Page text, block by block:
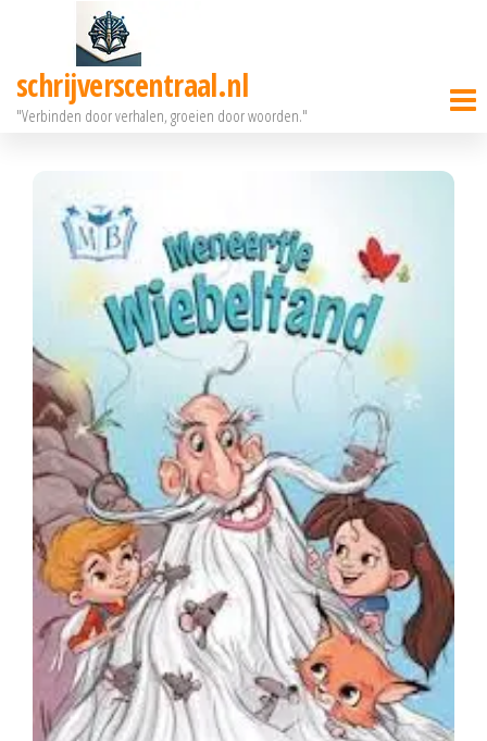
deschrijverscentraal.nl
"Verbinden door verhalen, groeien door woorden."